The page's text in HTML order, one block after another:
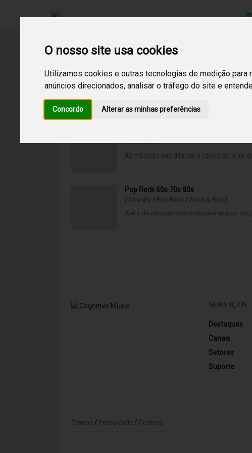
O nosso site usa cookies
Utilizamos cookies e outras tecnologias de medição para
anúncios direcionados, analisar o tráfego do site e
Concordo Alterar as minhas preferências
Resultados encontrados para:
/Pop Rock/
As músicas que ditaram a época de ouro
Pop Rock 60s 70s 80s
/ Country / Pop Rock / Rock & Roll
/
A era de ouro do pop rock para muitos.
SERVIÇOS
Destaques
Canais
Setores
Suporte
Termos / Privacidade / Cookies